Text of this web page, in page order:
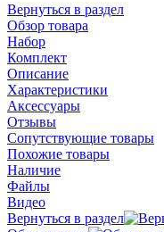
Вернуться в раздел
Обзор товара
Набор
Комплект
Описание
Характеристики
Аксессуары
Отзывы
Сопутствующие товары
Похожие товары
Наличие
Файлы
Видео
Вернуться в раздел